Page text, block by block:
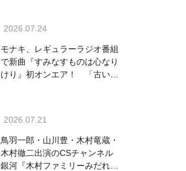
2026.07.24
モナキ、レギュラーラジオ番組
で新曲『すみなすものは心なり
けり』初オンエア！ 「古い言
2026.07.21
鳥羽一郎・山川豊・木村竜蔵・
木村徹二出演のCSチャンネル
銀河『木村ファミリーみだれ旅